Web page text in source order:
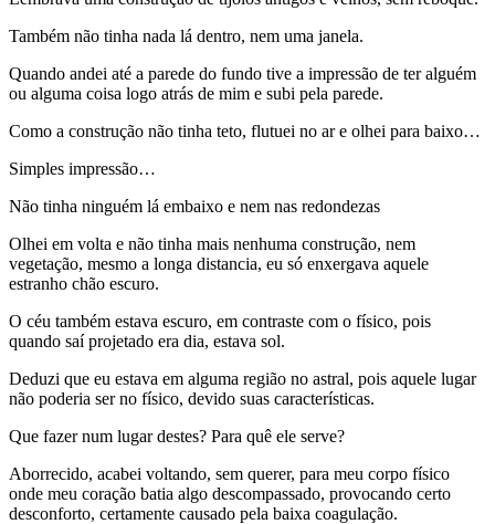
Também não tinha nada lá dentro, nem uma janela.
Quando andei até a parede do fundo tive a impressão de ter alguém
ou alguma coisa logo atrás de mim e subi pela parede.
Como a construção não tinha teto, flutuei no ar e olhei para baixo…
Simples impressão…
Não tinha ninguém lá embaixo e nem nas redondezas
Olhei em volta e não tinha mais nenhuma construção, nem
vegetação, mesmo a longa distancia, eu só enxergava aquele
estranho chão escuro.
O céu também estava escuro, em contraste com o físico, pois
quando saí projetado era dia, estava sol.
Deduzi que eu estava em alguma região no astral, pois aquele lugar
não poderia ser no físico, devido suas características.
Que fazer num lugar destes? Para quê ele serve?
Aborrecido, acabei voltando, sem querer, para meu corpo físico
onde meu coração batia algo descompassado, provocando certo
desconforto, certamente causado pela baixa coagulação.